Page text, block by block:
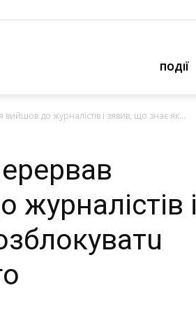
ПОДІЇ
до журналістів і зявив, що знає як...
і